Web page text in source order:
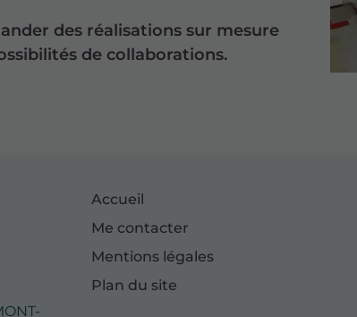
des réalisations sur mesure
de collaborations.
Accueil
Me contacter
Mentions légales
Plan du site